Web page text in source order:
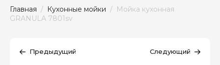
Главная / Кухонные мойки /  Мойка кухонная
GRANULA 7801sv
Предыдущий Следующий